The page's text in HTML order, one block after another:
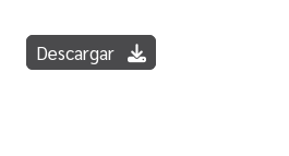
Descargar